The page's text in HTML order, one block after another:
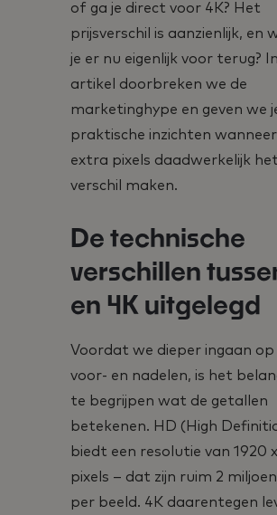
of ga je direct voor 4K? Het
prijsverschil is aanzienlijk, en
je er nu eigenlijk voor terug?
artikel doorbreken we de
marketinghype en geven we
praktische inzichten wanneer
extra pixels daadwerkelijk het
verschil maken.
De technische
verschillen
en 4K uitgelegd
Voordat we dieper ingaan op
voor- en nadelen, is het
te begrijpen wat de getallen
betekenen. HD (High
biedt een resolutie van 1920
pixels – dat zijn ruim 2
per beeld. 4K daarentegen